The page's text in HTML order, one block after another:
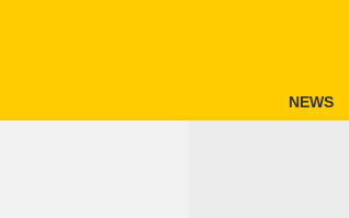
NEWS